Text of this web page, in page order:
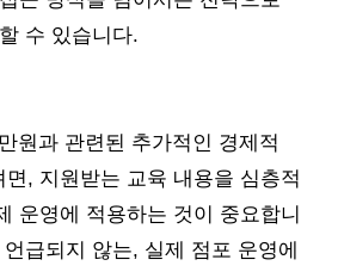
수 있습니다.
원과 관련된 추가적인 경제적
, 지원받는 교육 내용을 심층적
운영에 적용하는 것이 중요합니
급되지 않는, 실제 점포 운영에